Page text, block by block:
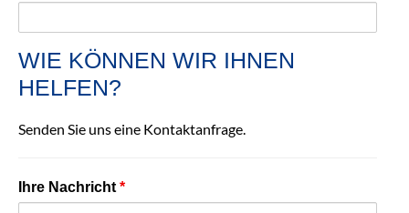
WIE KÖNNEN WIR IHNEN
HELFEN?
Senden Sie uns eine Kontaktanfrage.
Ihre Nachricht *